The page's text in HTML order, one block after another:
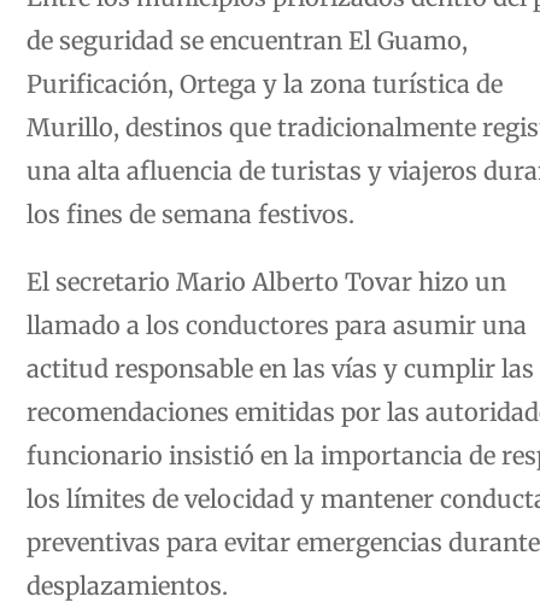
de seguridad se encuentran El Guamo,
Purificación, Ortega y la zona turística de
Murillo, destinos que tradicionalmente
una alta afluencia de turistas y viajeros
los fines de semana festivos.
El secretario Mario Alberto Tovar hizo un
llamado a los conductores para asumir una
actitud responsable en las vías y cumplir las
recomendaciones emitidas por las
funcionario insistió en la importancia de
los límites de velocidad y mantener
preventivas para evitar emergencias
desplazamientos.